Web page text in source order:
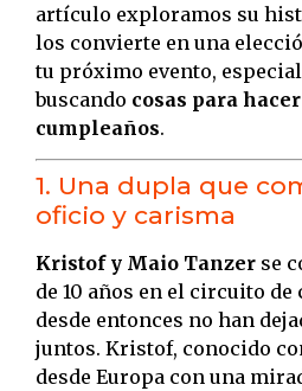
artículo exploramos su
los convierte en una
tu próximo evento,
buscando cosas para
cumpleaños.
1. Una dupla que
oficio y carisma
Kristof y Maio Tanzer se
de 10 años en el circuito
desde entonces no han
juntos. Kristof, conocido
desde Europa con una